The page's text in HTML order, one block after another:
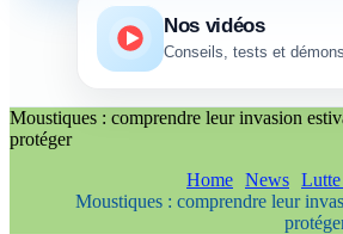
Nos vidéos
Conseils, tests et
Moustiques : comprendre leur invasion
protéger
Home News
Moustiques : comprendre leur